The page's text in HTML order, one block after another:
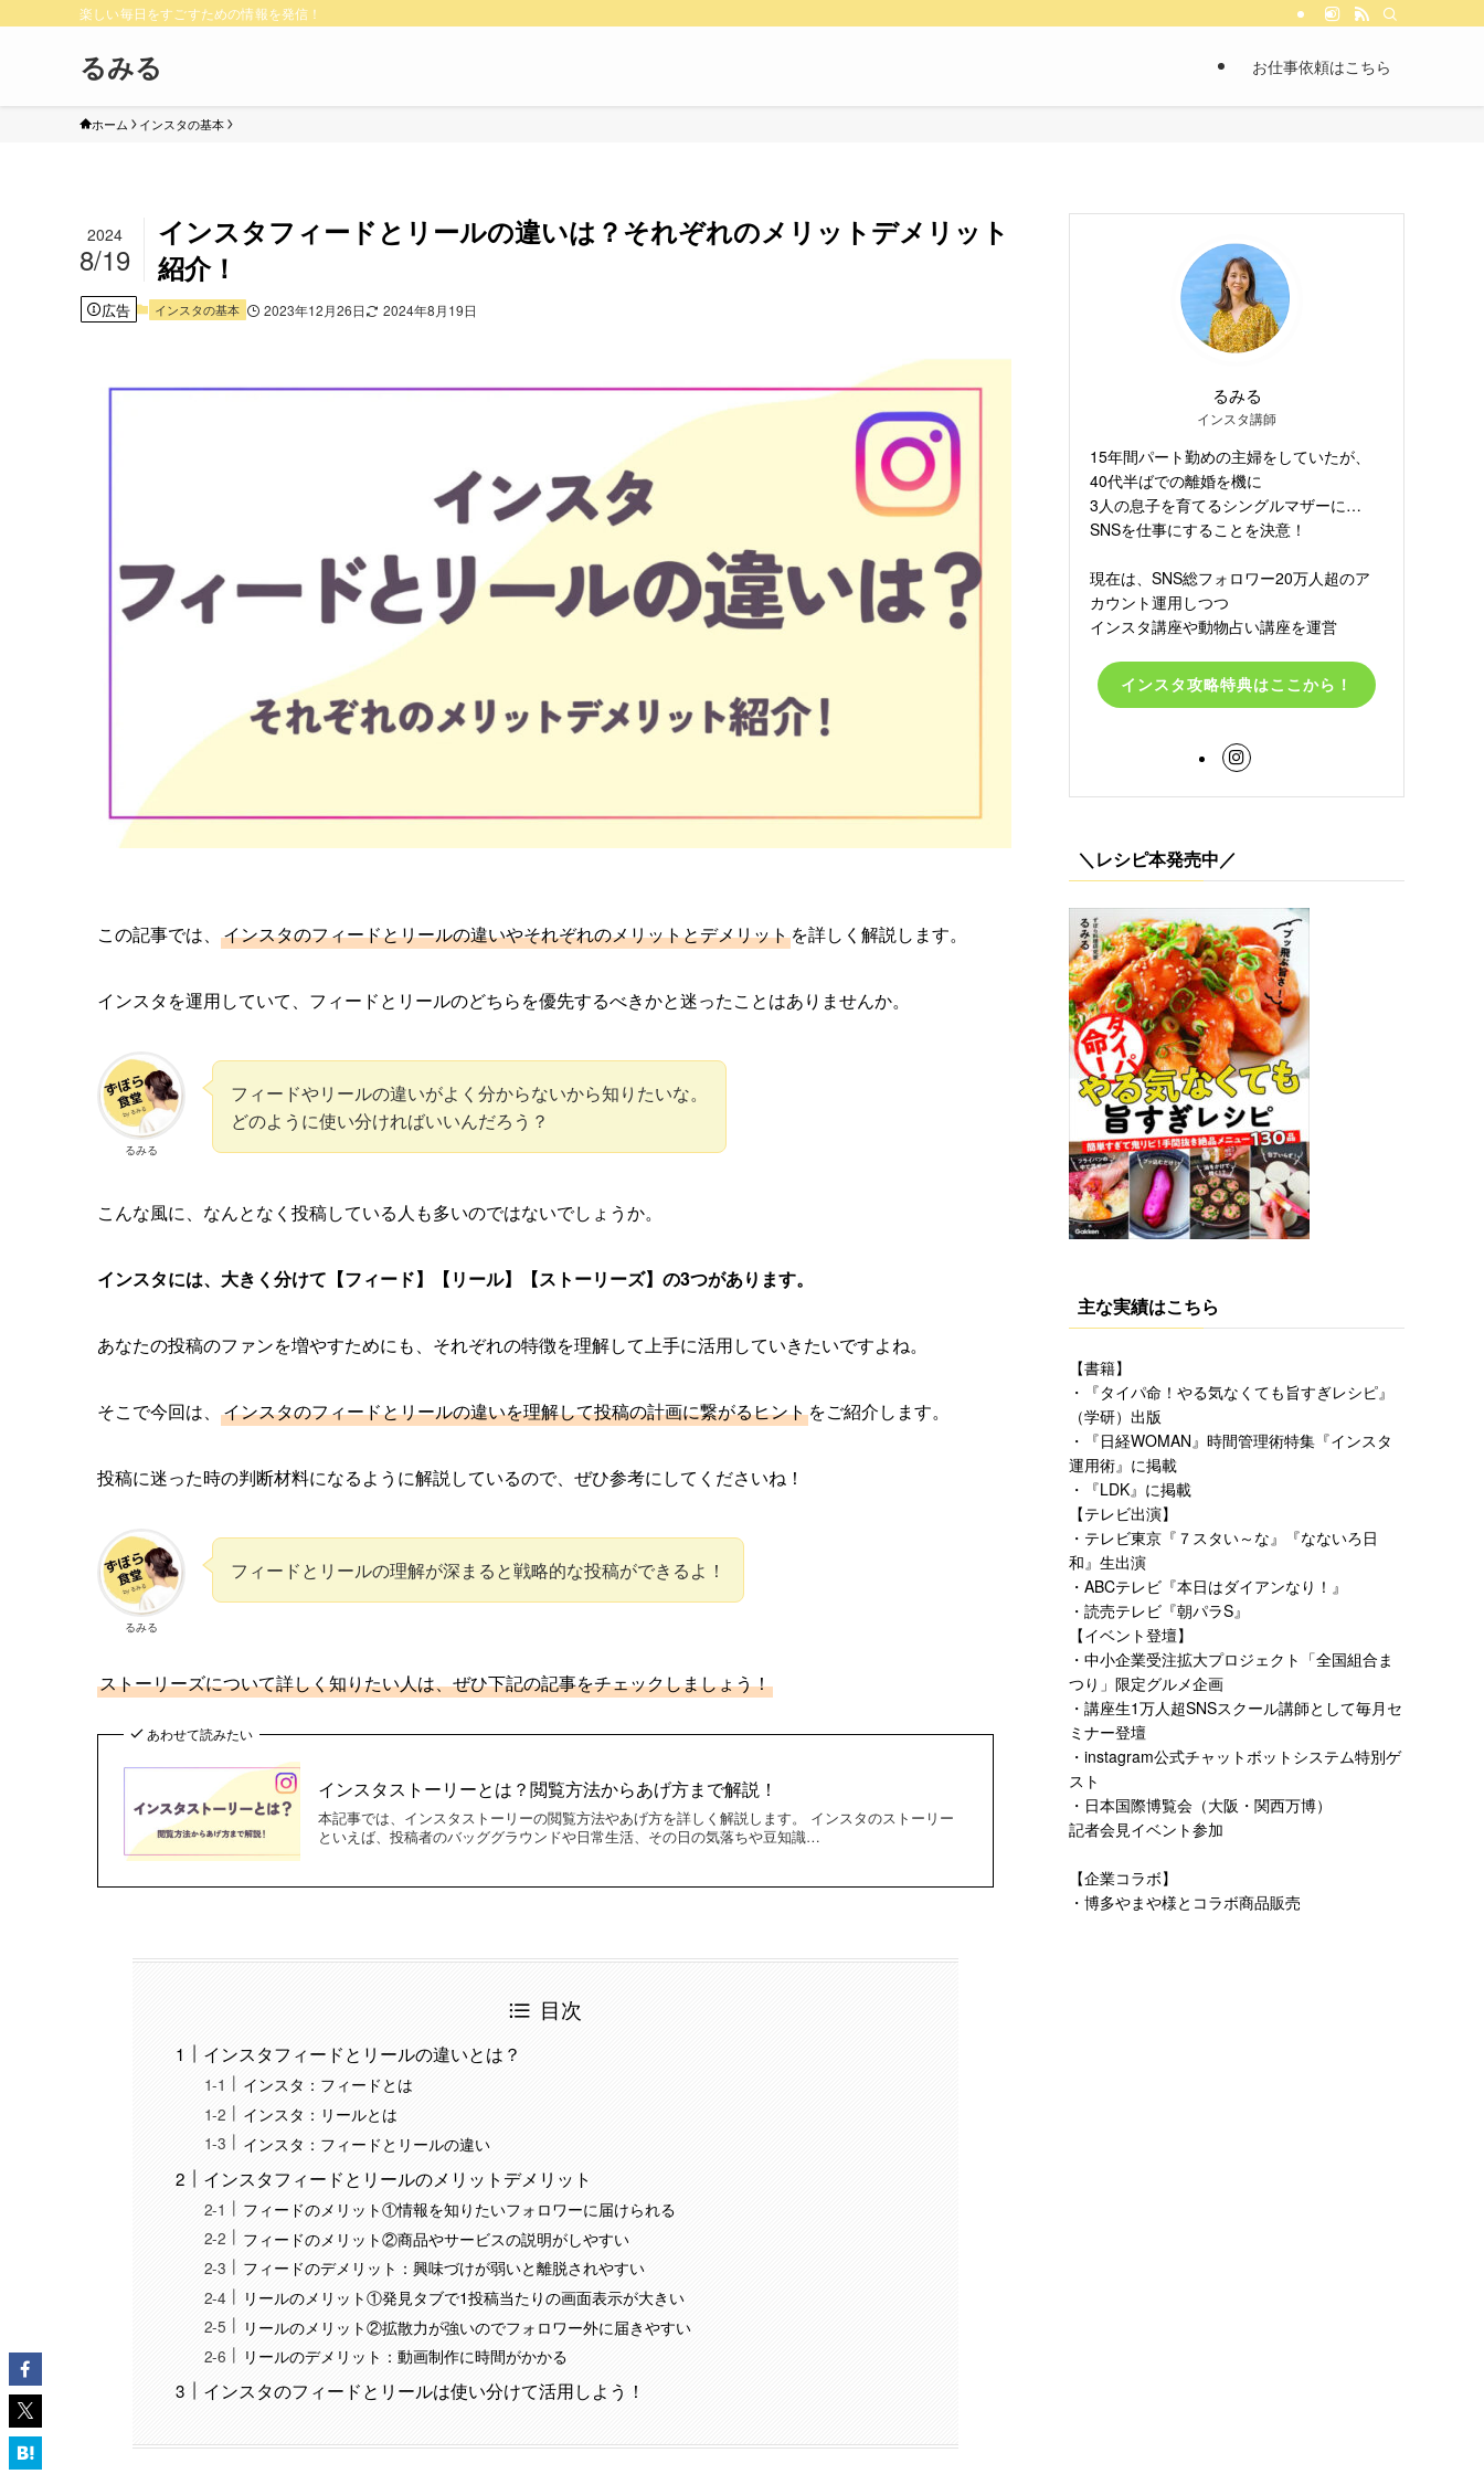
楽しい毎日をすごすための情報を発信！
るみる お仕事依頼はこちら
ホーム インスタの基本
インスタフィードとリールの違いは？それぞれのメリットデメリット
紹介！
2024
8/19
広告 インスタの基本 2023年12月26日 2024年8月19日
この記事では、 インスタのフィードとリールの違いやそれぞれのメリットとデメリットを詳しく解説します。
インスタを運用していて、フィードとリールのどちらを優先するべきかと迷ったことはありませんか。
るみる
フィードやリールの違いがよく分からないから知りたいな。
どのように使い分ければいいんだろう？
こんな風に、なんとなく投稿している人も多いのではないでしょうか。
インスタには、大きく分けて【フィード】【リール】【ストーリーズ】の3つがあります。
あなたの投稿のファンを増やすためにも、それぞれの特徴を理解して上手に活用していきたいですよね。
そこで今回は、 インスタのフィードとリールの違いを理解して投稿の計画に繋がるヒントをご紹介します。
投稿に迷った時の判断材料になるように解説しているので、ぜひ参考にしてくださいね！
るみる
フィードとリールの理解が深まると戦略的な投稿ができるよ！
ストーリーズについて詳しく知りたい人は、ぜひ下記の記事をチェックしましょう！
あわせて読みたい
インスタストーリーとは？閲覧方法からあげ方まで解説！
本記事では、インスタストーリーの閲覧方法やあげ方を詳しく解説します。 インスタのストーリー
といえば、投稿者のバッググラウンドや日常生活、その日の気落ちや豆知識…
目次
インスタフィードとリールの違いとは？
インスタ：フィードとは
インスタ：リールとは
インスタ：フィードとリールの違い
インスタフィードとリールのメリットデメリット
フィードのメリット①情報を知りたいフォロワーに届けられる
フィードのメリット②商品やサービスの説明がしやすい
フィードのデメリット：興味づけが弱いと離脱されやすい
リールのメリット①発見タブで1投稿当たりの画面表示が大きい
リールのメリット②拡散力が強いのでフォロワー外に届きやすい
リールのデメリット：動画制作に時間がかかる
インスタのフィードとリールは使い分けて活用しよう！
るみる
インスタ講師
15年間パート勤めの主婦をしていたが、
40代半ばでの離婚を機に
3人の息子を育てるシングルマザーに…
SNSを仕事にすることを決意！
現在は、SNS総フォロワー20万人超のア
カウント運用しつつ
インスタ講座や動物占い講座を運営
インスタ攻略特典はここから！
＼レシピ本発売中／
主な実績はこちら
【書籍】
・『タイパ命！やる気なくても旨すぎレシピ』
（学研） 出版
・『日経WOMAN』時間管理術特集『インスタ
運用術』に掲載
・『LDK』に掲載
【テレビ出演】
・テレビ東京『７スタい～な』『なないろ日
和』生出演
・ABCテレビ『本日はダイアンなり！』
・読売テレビ『朝パラS』
【イベント登壇】
・中小企業受注拡大プロジェクト「全国組合ま
つり」 限定グルメ企画
・講座生1万人超SNSスクール講師として毎月セ
ミナー登壇
・instagram公式チャットボットシステム特別ゲ
スト
・日本国際博覧会（大阪・関西万博）
記者会見イベント参加
【企業コラボ】
・博多やまや様とコラボ商品販売